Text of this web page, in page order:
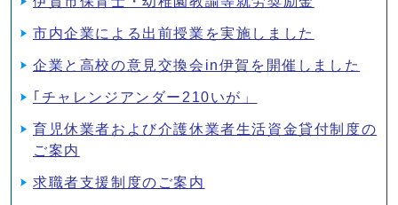
市内企業による出前授業を実施しました
企業と高校の意見交換会in伊賀を開催しました
｢チャレンジアンダー210いが」
育児休業者および介護休業者生活資金貸付制度の
ご案内
求職者支援制度のご案内